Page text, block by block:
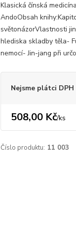
Klasická čínská
AndoObsah
světonázorVlastnosti
hlediska skladby těla-
nemocí- Jin-jang při
Nejsme plátci DPH
508,00 Kč/ks
Číslo produktu: 11 003